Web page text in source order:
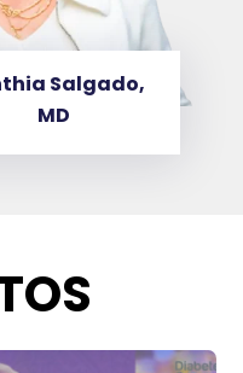
Salgado,
MD